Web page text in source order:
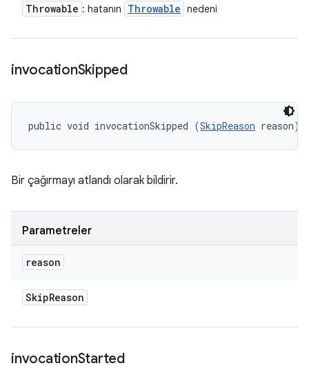
Throwable : hatanın Throwable nedeni
invocationSkipped
public void invocationSkipped (SkipReason reason)
Bir çağırmayı atlandı olarak bildirir.
Parametreler
reason
SkipReason
invocationStarted